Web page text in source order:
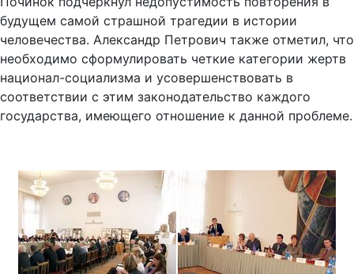
будущем самой страшной трагедии в истории
человечества. Александр Петрович также отметил, что
необходимо сформулировать четкие категории жертв
национал-социализма и усовершенствовать в
соответствии с этим законодательство каждого
государства, имеющего отношение к данной проблеме.